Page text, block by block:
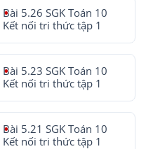
Bài 5.26 SGK Toán 10
Kết nối tri thức tập 1
Bài 5.23 SGK Toán 10
Kết nối tri thức tập 1
Bài 5.21 SGK Toán 10
Kết nối tri thức tập 1